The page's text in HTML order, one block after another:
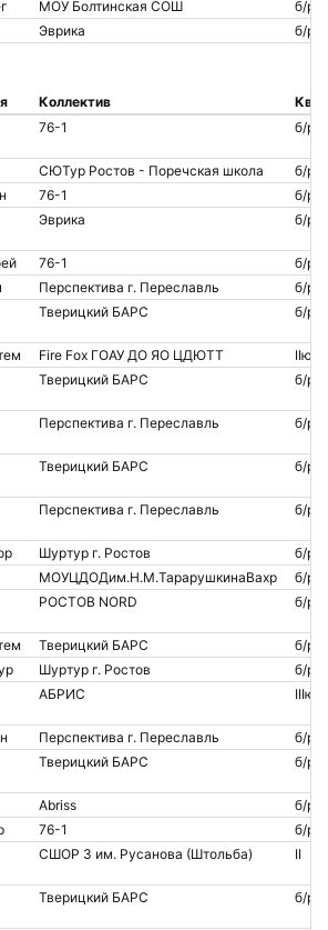
МОУ Болтинская СОШ
б/р
Эврика б/р
Коллектив
76-1 б/р
СЮТур Ростов - Поречская школа
б/р
76-1
б/р
Эврика б/р
76-1
б/р
Перспектива г. Переславль
б/р
Тверицкий БАРС б/р
Fire Fox ГОАУ ДО ЯО ЦДЮТТ
IIю
Тверицкий БАРС б/р
Перспектива г. Переславль б/р
Тверицкий БАРС б/р
Перспектива г. Переславль б/р
Шуртур г. Ростов
б/р
МОУЦДОДим.Н.М.ТарарушкинаВахр
б/р
РОСТОВ NORD б/р
Тверицкий БАРС
б/р
Шуртур г. Ростов
б/р
АБРИС IIIю
Перспектива г. Переславль
б/р
Тверицкий БАРС б/р
Abriss
б/р
76-1
б/р
СШОР 3 им. Русанова (Штольба) II
Тверицкий БАРС б/р